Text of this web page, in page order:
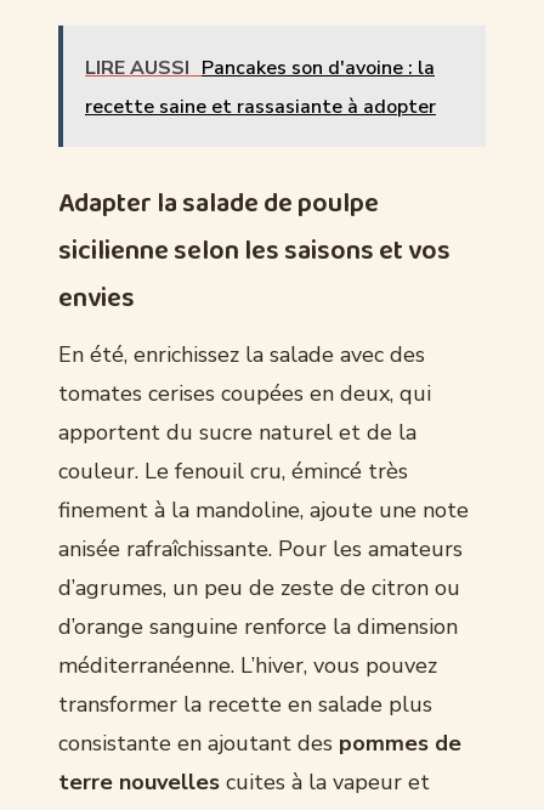
LIRE AUSSI Pancakes son d'avoine : la
recette saine et rassasiante à adopter
Adapter la salade de poulpe
sicilienne selon les saisons et vos
envies
En été, enrichissez la salade avec des
tomates cerises coupées en deux, qui
apportent du sucre naturel et de la
couleur. Le fenouil cru, émincé très
finement à la mandoline, ajoute une note
anisée rafraîchissante. Pour les amateurs
d’agrumes, un peu de zeste de citron ou
d’orange sanguine renforce la dimension
méditerranéenne. L’hiver, vous pouvez
transformer la recette en salade plus
consistante en ajoutant des pommes de
terre nouvelles cuites à la vapeur et